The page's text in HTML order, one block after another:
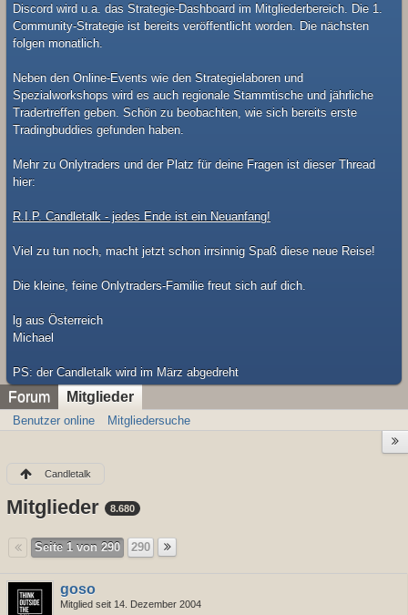
Discord wird u.a. das Strategie-Dashboard im Mitgliederbereich. Die 1.
Community-Strategie ist bereits veröffentlicht worden. Die nächsten
folgen monatlich.
Neben den Online-Events wie den Strategielaboren und
Spezialworkshops wird es auch regionale Stammtische und jährliche
Tradertreffen geben. Schön zu beobachten, wie sich bereits erste
Tradingbuddies gefunden haben.
Mehr zu Onlytraders und der Platz für deine Fragen ist dieser Thread
hier:
R.I.P. Candletalk - jedes Ende ist ein Neuanfang!
Viel zu tun noch, macht jetzt schon irrsinnig Spaß diese neue Reise!
Die kleine, feine Onlytraders-Familie freut sich auf dich.
lg aus Österreich
Michael
​PS: der Candletalk wird im März abgedreht
Forum Mitglieder
Benutzer online Mitgliedersuche
Candletalk
Mitglieder 8.680
Seite 1 von 290 290
goso
Mitglied seit 14. Dezember 2004